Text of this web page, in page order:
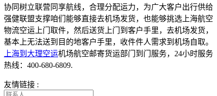
协同树立联营同享航线，合理分配运力，为广大客户出行供给
强健联盟支撑咱们能够直接去机场发货，也能够挑选上海航空
物流空运上门取件，然后送货上门到客户手里，去机场发货，
基本上无法送到目的地客户手里，收件件人需求到机场自取。
上海到大理空运机场航空邮寄货运部门到门服务，24小时服务
热线：400-680-6809.
友情链接 :